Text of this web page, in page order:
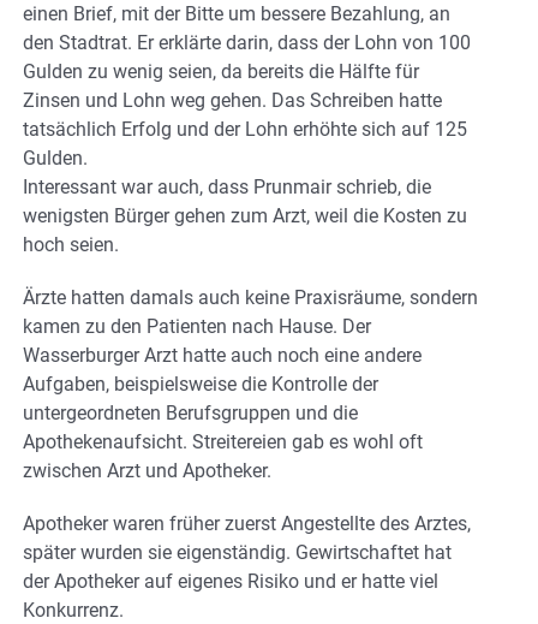
einen Brief, mit der Bitte um bessere Bezahlung, an
den Stadtrat. Er erklärte darin, dass der Lohn von 100
Gulden zu wenig seien, da bereits die Hälfte für
Zinsen und Lohn weg gehen. Das Schreiben hatte
tatsächlich Erfolg und der Lohn erhöhte sich auf 125
Gulden.
Interessant war auch, dass Prunmair schrieb, die
wenigsten Bürger gehen zum Arzt, weil die Kosten zu
hoch seien.
Ärzte hatten damals auch keine Praxisräume, sondern
kamen zu den Patienten nach Hause. Der
Wasserburger Arzt hatte auch noch eine andere
Aufgaben, beispielsweise die Kontrolle der
untergeordneten Berufsgruppen und die
Apothekenaufsicht. Streitereien gab es wohl oft
zwischen Arzt und Apotheker.
Apotheker waren früher zuerst Angestellte des Arztes,
später wurden sie eigenständig. Gewirtschaftet hat
der Apotheker auf eigenes Risiko und er hatte viel
Konkurrenz.